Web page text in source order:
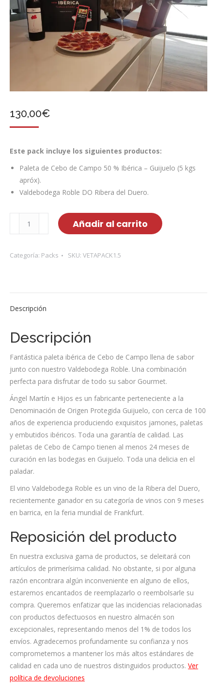
130,00€
Este pack incluye los siguientes productos:
Paleta de Cebo de Campo 50 % Ibérica – Guijuelo (5 kgs
apróx).
Valdebodega Roble DO Ribera del Duero.
cantidad
Añadir al carrito
Categoría: Packs SKU: VETAPACK1.5
Descripción
Descripción
Fantástica paleta ibérica de Cebo de Campo llena de sabor
junto con nuestro Valdebodega Roble. Una combinación
perfecta para disfrutar de todo su sabor Gourmet.
Ángel Martín e Hijos es un fabricante perteneciente a la
Denominación de Origen Protegida Guijuelo, con cerca de 100
años de experiencia produciendo exquisitos jamones, paletas
y embutidos ibéricos. Toda una garantía de calidad. Las
paletas de Cebo de Campo tienen al menos 24 meses de
curación en las bodegas en Guijuelo. Toda una delicia en el
paladar.
El vino Valdebodega Roble es un vino de la Ribera del Duero,
recientemente ganador en su categoría de vinos con 9 meses
en barrica, en la feria mundial de Frankfurt.
Reposición del producto
En nuestra exclusiva gama de productos, se deleitará con
artículos de primerísima calidad. No obstante, si por alguna
razón encontrara algún inconveniente en alguno de ellos,
estaremos encantados de reemplazarlo o reembolsarle su
compra. Queremos enfatizar que las incidencias relacionadas
con productos defectuosos en nuestro almacén son
excepcionales, representando menos del 1% de todos los
envíos. Agradecemos profundamente su confianza y nos
comprometemos a mantener los más altos estándares de
calidad en cada uno de nuestros distinguidos productos. Ver
política de devoluciones